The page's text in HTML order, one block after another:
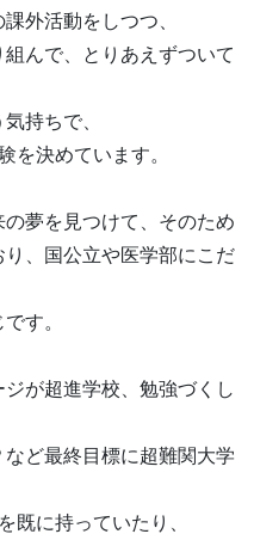
外活動をしつつ、
んで、とりあえずついて
持ちで、
を決めています。
夢を見つけて、そのため
、国公立や医学部にこだ
す。
が超進学校、勉強づくし
ど最終目標に超難関大学
既に持っていたり、